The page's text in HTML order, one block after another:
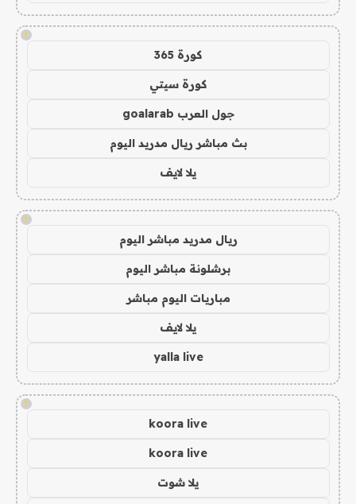
!
كورة 365
كورة سيتي
جول العرب goalarab
بث مباشر ريال مدريد اليوم
يلا لايف
!
ريال مدريد مباشر اليوم
برشلونة مباشر اليوم
مباريات اليوم مباشر
يلا لايف
yalla live
!
koora live
koora live
يلا شوت